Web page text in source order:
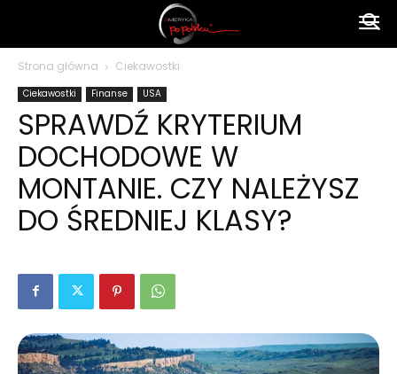
polsku
Strona główna Ciekawostki
Ciekawostki Finanse USA
SPRAWDŹ KRYTERIUM
DOCHODOWE W
MONTANIE. CZY NALEŻYSZ
DO ŚREDNIEJ KLASY?